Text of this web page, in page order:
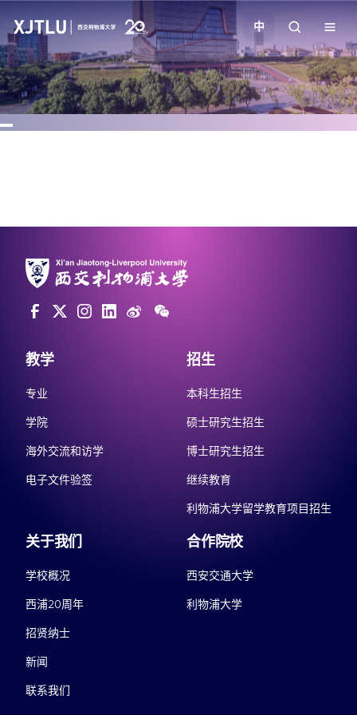
教学
招生
学院
校园生活
中
教学
专业
学院
海外交流和访学
电子文件验签
招生
本科生招生
硕士研究生招生
博士研究生招生
继续教育
利物浦大学留学教育项目招生
关于我们
学校概况
西浦20周年
招贤纳士
新闻
联系我们
合作院校
西安交通大学
利物浦大学